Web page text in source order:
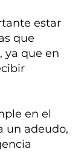
estar
que
ya que en
en el
un adeudo,